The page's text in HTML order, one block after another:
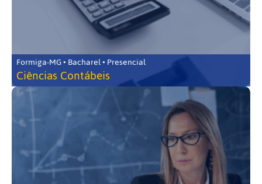
Formiga-MG • Bacharel • Presencial
Ciências Contábeis